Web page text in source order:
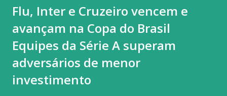
de autoria Antônio Barros, mais conhecida na interpretada
por Ney Matogrosso. Quem também brilhou hoje no topo
do pódio foi Arthur Nory (barra fixa), Caio Souza (barras
paralelas) e Yuri Guimarães (salto). Flavinha começou o
domingo (9) com exibição de alto nível de dificuldade na
trave. Cravou a nota mais alta (13.866) que lhe valeu o
Flu, Inter e Cruzeiro vencem e
avançam na Copa do Brasil
Equipes da Série A superam
adversários de menor
investimento